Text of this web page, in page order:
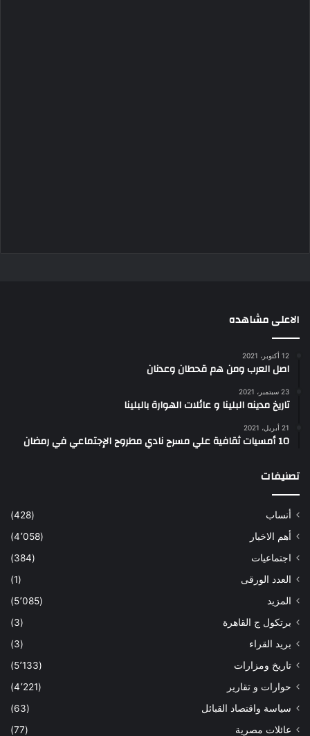
الاعلى مشاهده
12 أكتوبر، 2021
اصل العرب ومن هم قحطان وعدنان
23 سبتمبر، 2021
تاريخ مدينه البلينا و عائلات الهوارة بالبلينا
21 أبريل، 2021
10 أمسيات ثقافية علي مسرح نادي مطروح الإجتماعي في رمضان
تصنيفات
أنساب
(428)
أهم الاخبار
(4٬058)
اجتماعيات
(384)
العدد الورقى
(1)
المزيد
(5٬085)
برتكول ج القاهرة
(3)
بريد القراء
(3)
تاريخ ومزارات
(5٬133)
حوارات و تقارير
(4٬221)
سياسة واقتصاد القبائل
(63)
عائلات مصرية
(77)